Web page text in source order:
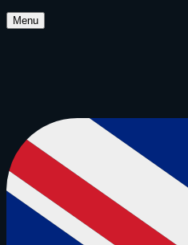
Menu